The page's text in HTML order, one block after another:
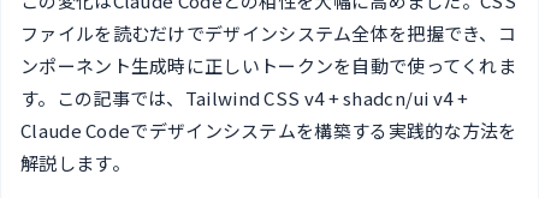
ファイルを読むだけでデザインシステム全体を把握でき、コ
ンポーネント生成時に正しいトークンを自動で使ってくれま
す。この記事では、Tailwind CSS v4 + shadcn/ui v4 +
Claude Codeでデザインシステムを構築する実践的な方法を
解説します。